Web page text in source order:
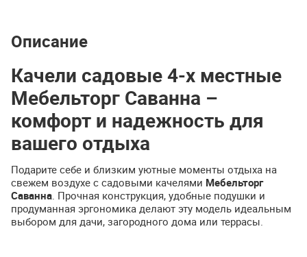
Описание
Качели садовые 4-х местные
Мебельторг Саванна –
комфорт и надежность для
вашего отдыха
Подарите себе и близким уютные моменты отдыха на
свежем воздухе с садовыми качелями Мебельторг
Саванна. Прочная конструкция, удобные подушки и
продуманная эргономика делают эту модель идеальным
выбором для дачи, загородного дома или террасы.